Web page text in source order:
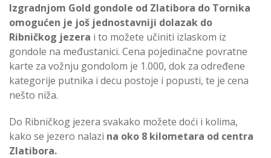
Izgradnjom Gold gondole od Zlatibora do Tornika
omogućen je još jednostavniji dolazak do
Ribničkog jezera i to možete učiniti izlaskom iz
gondole na međustanici. Cena pojedinačne povratne
karte za vožnju gondolom je 1.000, dok za određene
kategorije putnika i decu postoje i popusti, te je cena
nešto niža.
Do Ribničkog jezera svakako možete doći i kolima,
kako se jezero nalazi na oko 8 kilometara od centra
Zlatibora.